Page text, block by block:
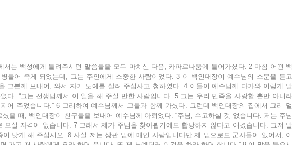
서는 백성에게 들려주시던 말씀들을 모두 마치신 다음, 카파르나움에 들어가셨다. 2 마침 어떤 백
들어 죽게 되었는데, 그는 주인에게 소중한 사람이었다. 3 이 백인대장이 예수님의 소문을 듣고
그분께 보내어, 와서 자기 노예를 살려 주십사고 청하였다. 4 이들이 예수님께 다가와 이렇게 말
다. “그는 선생님께서 이 일을 해 주실 만한 사람입니다. 5 그는 우리 민족을 사랑할 뿐만 아니라
어 주었습니다.” 6 그리하여 예수님께서 그들과 함께 가셨다. 그런데 백인대장의 집에서 그리 멀
을 때, 백인대장이 친구들을 보내어 예수님께 아뢰었다. “주님, 수고하실 것 없습니다. 저는 주님
모실 자격이 없습니다. 7 그래서 제가 주님을 찾아뵙기에도 합당하지 않다고 여겼습니다. 그저 말
이 낫게 해 주십시오. 8 사실 저는 상관 밑에 매인 사람입니다만 제 밑으로도 군사들이 있어서, 이